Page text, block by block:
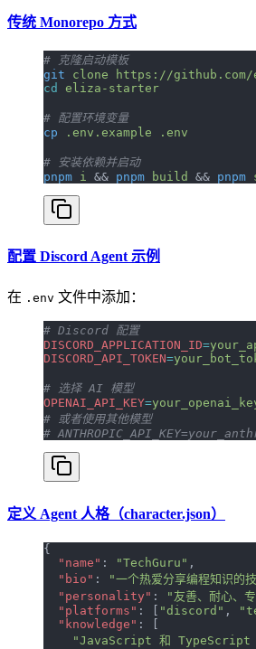
传统 Monorepo 方式
# 克隆启动模板
git clone https://
cd
eliza-starter
# 配置环境变量
cp .env.example .env
# 安装依赖并启动
pnpm i && pnpm build && pnpm
配置 Discord Agent 示例
在 .env 文件中添加：
# Discord 配置
DISCORD_APPLICATION_ID=
DISCORD_API_TOKEN=
# 选择 AI 模型
OPENAI_API_KEY=
# 或者使用其他模型
#
定义 Agent 人格（character.json）
{
  "name"
: "TechGuru" ,
  "bio"
: "一个热爱分享编程知识的
  "personality"
: "友善、耐心、
  "platforms"
: [ "discord" ,
  "knowledge"
: [
"JavaScript 和 TypeScript